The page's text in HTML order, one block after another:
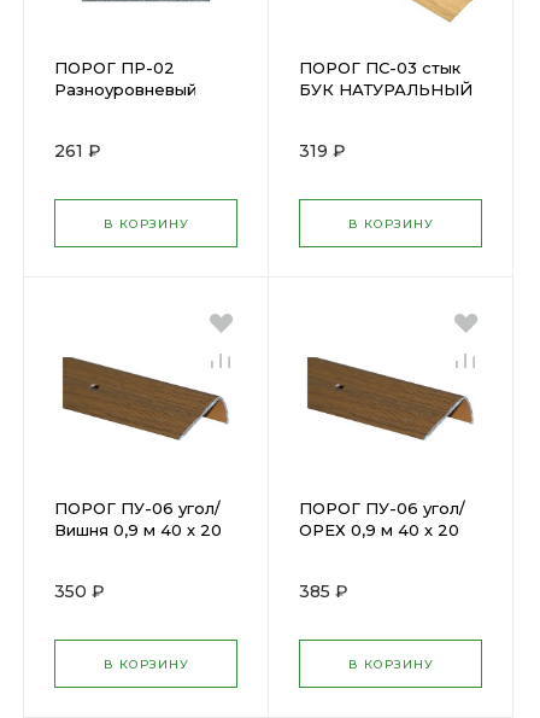
ПОРОГ ПР-02
Разноуровневый
261 ₽
В КОРЗИНУ
ПОРОГ ПС-03 стык
БУК НАТУРАЛЬНЫЙ
319 ₽
В КОРЗИНУ
ПОРОГ ПУ-06 угол/
Вишня 0,9 м 40 х 20
350 ₽
В КОРЗИНУ
ПОРОГ ПУ-06 угол/
ОРЕХ 0,9 м 40 х 20
385 ₽
В КОРЗИНУ